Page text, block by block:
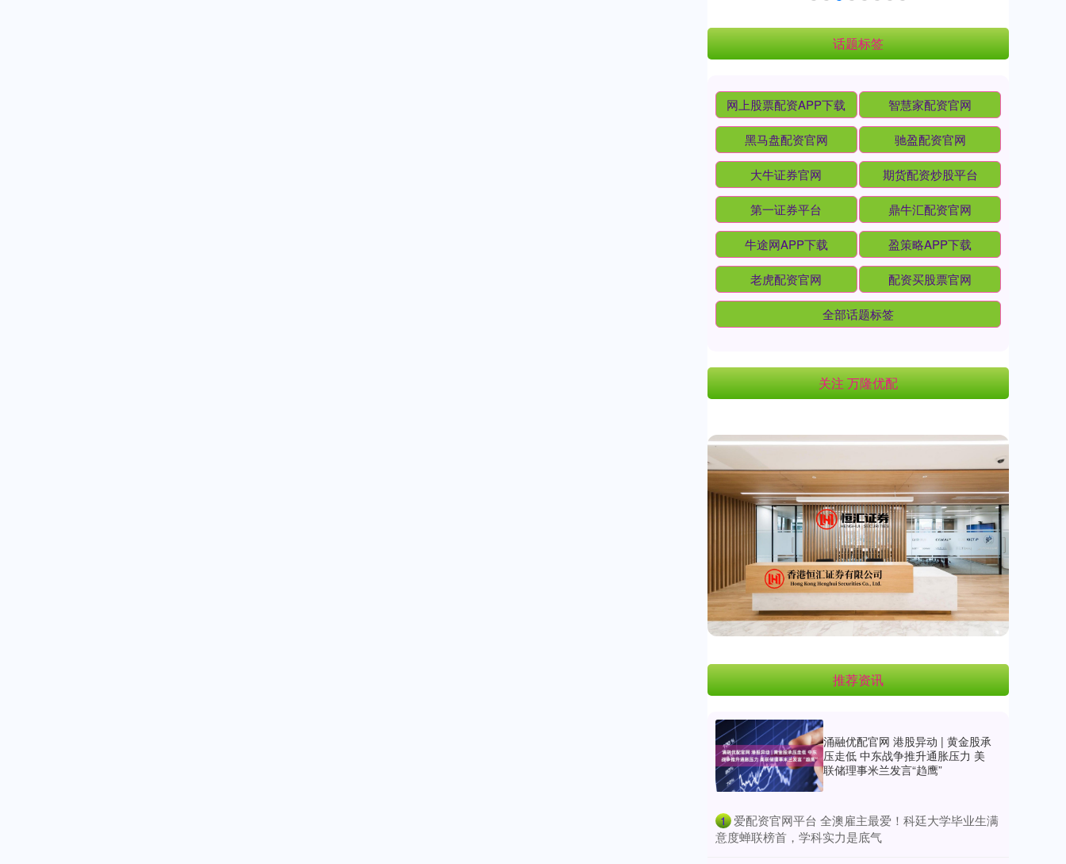
话题标签
网上股票配资APP下载 智慧家配资官网
黑马盘配资官网 驰盈配资官网
大牛证券官网 期货配资炒股平台
第一证券平台 鼎牛汇配资官网
牛途网APP下载 盈策略APP下载
老虎配资官网 配资买股票官网
全部话题标签
关注 万隆优配
推荐资讯
涌融优配官网 港股异动 | 黄金股承
压走低 中东战争推升通胀压力 美
联储理事米兰发言“趋鹰”
1 ​爱配资官网平台 全澳雇主最爱！科廷大学毕业生满
意度蝉联榜首，学科实力是底气